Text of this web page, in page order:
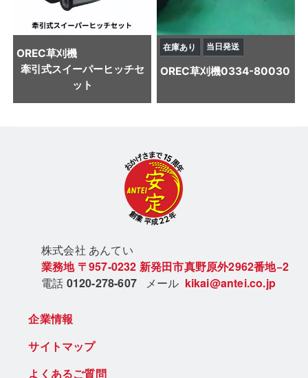
OREC草刈機
牽引式スイーパーヒッチセ
ット
在庫あり 当日発送
OREC草刈機0334-80030
株式会社 あんてい
業務地 〒957-0232 新発田市真野原外2962番地−2
電話 0120-278-607 メール kikai@antei.co.jp
企業情報
サイトマップ
よくあるご質問